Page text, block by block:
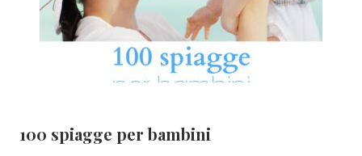
100 spiagge per bambini